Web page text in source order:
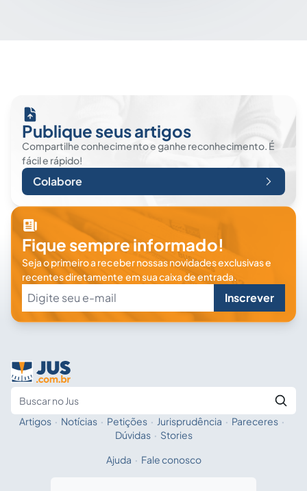
Publique seus artigos
Compartilhe conhecimento e ganhe reconhecimento. É
fácil e rápido!
Colabore
Fique sempre informado!
Seja o primeiro a receber nossas novidades exclusivas e
recentes diretamente em sua caixa de entrada.
Inscrever
Fale com a IA
Artigos · Notícias · Petições · Jurisprudência · Pareceres ·
Dúvidas · Stories
Ajuda · Fale conosco